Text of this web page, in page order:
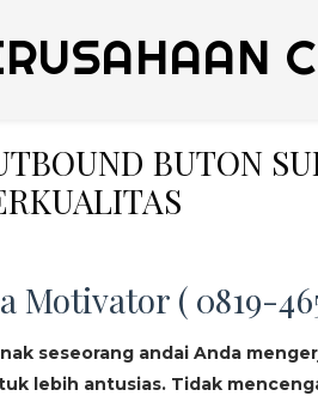
BUTON
Motivator ( 0819-
seseorang andai Anda
lebih antusias. Tidak